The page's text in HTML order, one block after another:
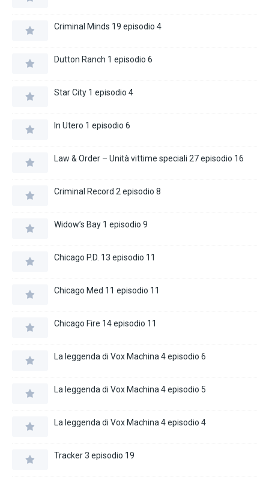
Criminal Minds 19 episodio 4
Dutton Ranch 1 episodio 6
Star City 1 episodio 4
In Utero 1 episodio 6
Law & Order – Unità vittime speciali 27 episodio 16
Criminal Record 2 episodio 8
Widow’s Bay 1 episodio 9
Chicago P.D. 13 episodio 11
Chicago Med 11 episodio 11
Chicago Fire 14 episodio 11
La leggenda di Vox Machina 4 episodio 6
La leggenda di Vox Machina 4 episodio 5
La leggenda di Vox Machina 4 episodio 4
Tracker 3 episodio 19